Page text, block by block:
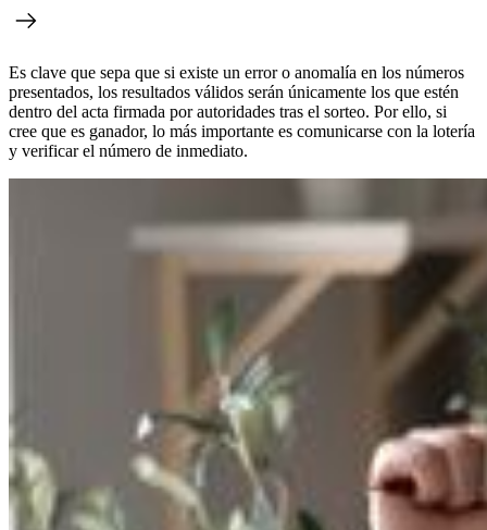
Es clave que sepa que si existe un error o anomalía en los números
presentados, los resultados válidos serán únicamente los que estén
dentro del acta firmada por autoridades tras el sorteo. Por ello, si
cree que es ganador, lo más importante es comunicarse con la lotería
y verificar el número de inmediato.